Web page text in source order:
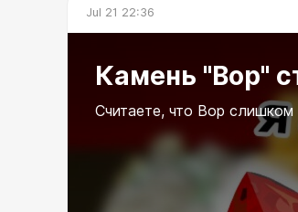
Jul 21 22:36
Камень "Вор"
Считаете, что Вор